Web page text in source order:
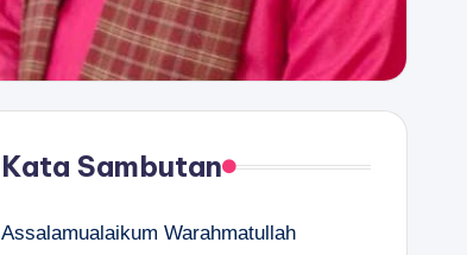
Kata Sambutan
Assalamualaikum Warahmatullah